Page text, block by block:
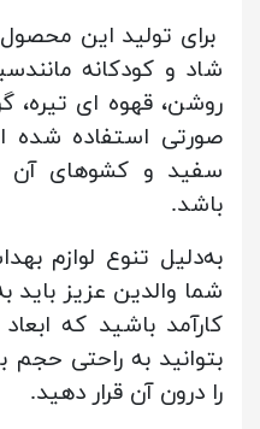
برای تولید این
شاد و کودکانه
روشن، قهوه ای تیره،
صورتی استفاده شده
سفید و کشوهای آن
باشد.
به‌‌دلیل تنوع لوازم
شما والدین عزیز باید
کارآمد باشید که
بتوانید به راحتی حجم
را درون آن قرار دهید.